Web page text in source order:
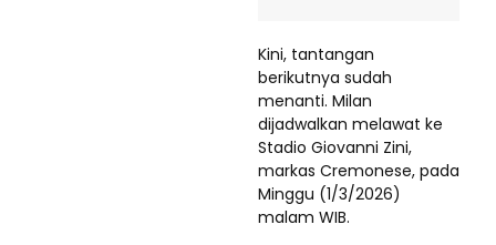
Kini, tantangan
berikutnya sudah
menanti. Milan
dijadwalkan melawat ke
Stadio Giovanni Zini,
markas Cremonese, pada
Minggu (1/3/2026)
malam WIB.